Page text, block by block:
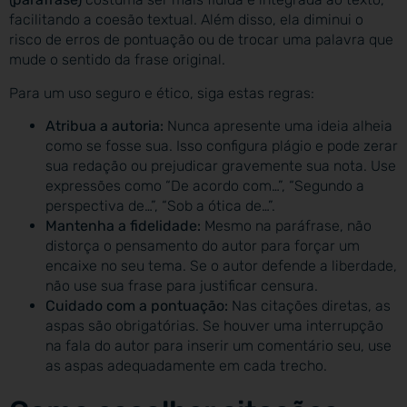
facilitando a coesão textual. Além disso, ela diminui o
risco de erros de pontuação ou de trocar uma palavra que
mude o sentido da frase original.
Para um uso seguro e ético, siga estas regras:
Atribua a autoria: Nunca apresente uma ideia alheia
como se fosse sua. Isso configura plágio e pode zerar
sua redação ou prejudicar gravemente sua nota. Use
expressões como “De acordo com…”, “Segundo a
perspectiva de…”, “Sob a ótica de…”.
Mantenha a fidelidade: Mesmo na paráfrase, não
distorça o pensamento do autor para forçar um
encaixe no seu tema. Se o autor defende a liberdade,
não use sua frase para justificar censura.
Cuidado com a pontuação: Nas citações diretas, as
aspas são obrigatórias. Se houver uma interrupção
na fala do autor para inserir um comentário seu, use
as aspas adequadamente em cada trecho.